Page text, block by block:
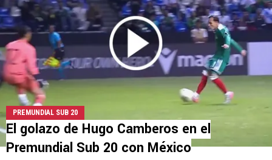
PREMUNDIAL SUB 20
El golazo de Hugo Camberos en el
Premundial Sub 20 con México